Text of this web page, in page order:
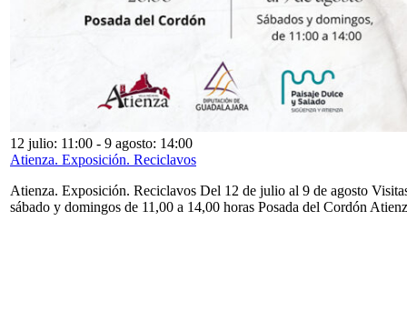
12 julio: 11:00 - 9 agosto: 14:00
Atienza. Exposición. Reciclavos
Atienza. Exposición. Reciclavos Del 12 de julio al 9 de agosto
sábado y domingos de 11,00 a 14,00 horas Posada del Cordón